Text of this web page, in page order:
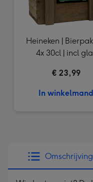
Heineken |
4x 30cl | incl
€ 23,99
In winkelmand
Omschrijving